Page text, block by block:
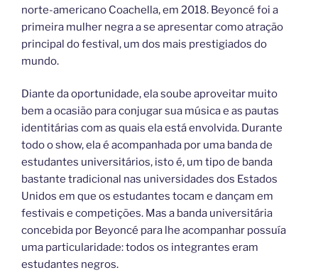
norte-americano Coachella, em 2018. Beyoncé foi a
primeira mulher negra a se apresentar como atração
principal do festival, um dos mais prestigiados do
mundo.
Diante da oportunidade, ela soube aproveitar muito
bem a ocasião para conjugar sua música e as pautas
identitárias com as quais ela está envolvida. Durante
todo o show, ela é acompanhada por uma banda de
estudantes universitários, isto é, um tipo de banda
bastante tradicional nas universidades dos Estados
Unidos em que os estudantes tocam e dançam em
festivais e competições. Mas a banda universitária
concebida por Beyoncé para lhe acompanhar possuía
uma particularidade: todos os integrantes eram
estudantes negros.